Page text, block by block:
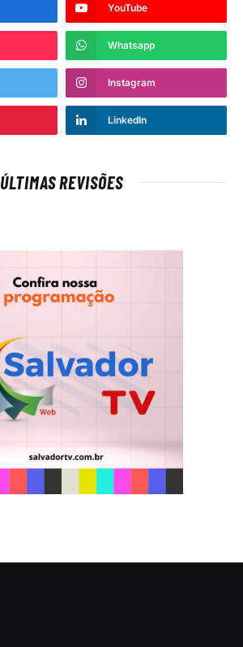
YouTube
Whatsapp
Instagram
LinkedIn
ÚLTIMAS REVISÕES